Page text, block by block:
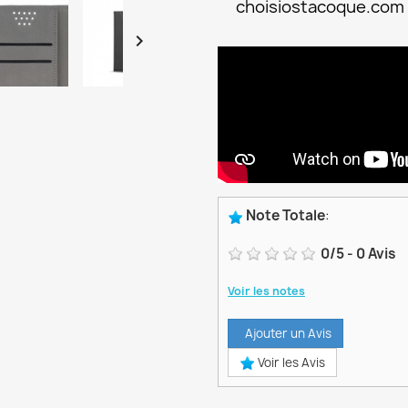

choisiostacoque.com
Note Totale:
0/5- 0Avis
Voir les notes
Ajouter un Avis
Voir les Avis